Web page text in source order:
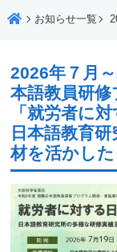
お知らせ一覧 2026年
2026年７月
本語教員研
「就労者に
日本語教育
材を活かした